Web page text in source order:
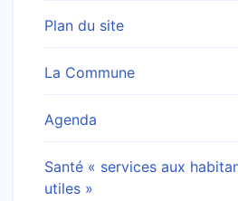
Plan du site
La Commune
Agenda
Santé « services aux
utiles »